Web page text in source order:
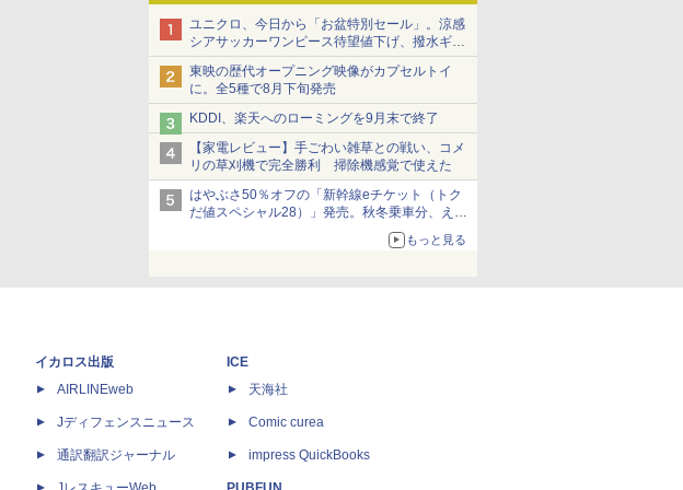
ユニクロ、今日から「お盆特別セール」。涼感
シアサッカーワンピース待望値下げ、撥水ギア
ショーツは1990円に
東映の歴代オープニング映像がカプセルトイ
に。全5種で8月下旬発売
KDDI、楽天へのローミングを9月末で終了
【家電レビュー】手ごわい雑草との戦い、コメ
リの草刈機で完全勝利 掃除機感覚で使えた
はやぶさ50％オフの「新幹線eチケット（トク
だ値スペシャル28）」発売。秋冬乗車分、えき
もっと見る
イカロス出版
AIRLINEweb
Jディフェンスニュース
通訳翻訳ジャーナル
ICE
天海社
Comic curea
impress QuickBooks